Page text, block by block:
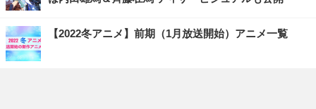
【2022冬アニメ】前期（1月放送開始）アニメ一覧